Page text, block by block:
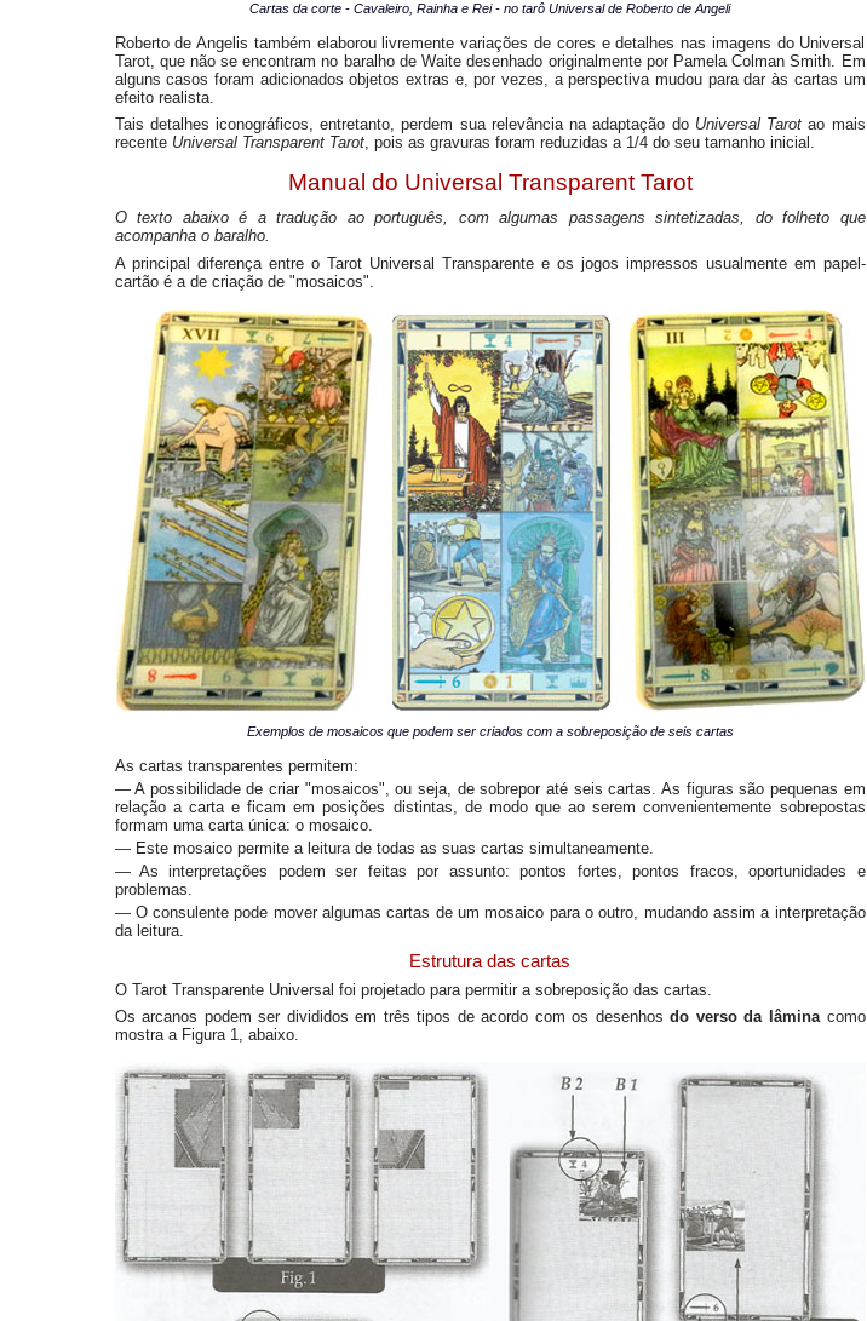
Cartas da corte - Cavaleiro, Rainha e Rei - no tarô Universal de Roberto de Angeli
Roberto de Angelis também elaborou livremente variações de cores e detalhes nas imagens do Universal
Tarot, que não se encontram no baralho de Waite desenhado originalmente por Pamela Colman Smith. Em
alguns casos foram adicionados objetos extras e, por vezes, a perspectiva mudou para dar às cartas um
efeito realista.
Tais detalhes iconográficos, entretanto, perdem sua relevância na adaptação do Universal Tarotao mais
recente Universal Transparent Tarot, pois as gravuras foram reduzidas a 1/4 do seu tamanho inicial.
Manual do Universal Transparent Tarot
O texto abaixo é a tradução ao português, com algumas passagens sintetizadas, do folheto que
acompanha o baralho.
A principal diferença entre o Tarot Universal Transparente e os jogos impressos usualmente em papel-
cartão é a de criação de "mosaicos".
Exemplos de mosaicos que podem ser criados com a sobreposição de seis cartas
As cartas transparentes permitem:
— A possibilidade de criar "mosaicos", ou seja, de sobrepor até seis cartas. As figuras são pequenas em
relação a carta e ficam em posições distintas, de modo que ao serem convenientemente sobrepostas
formam uma carta única: o mosaico.
— Este mosaico permite a leitura de todas as suas cartas simultaneamente.
— As interpretações podem ser feitas por assunto: pontos fortes, pontos fracos, oportunidades e
problemas.
— O consulente pode mover algumas cartas de um mosaico para o outro, mudando assim a interpretação
da leitura.
Estrutura das cartas
O Tarot Transparente Universal foi projetado para permitir a sobreposição das cartas.
Os arcanos podem ser divididos em três tipos de acordo com os desenhosdo verso da lâmina como
mostra a Figura 1, abaixo.